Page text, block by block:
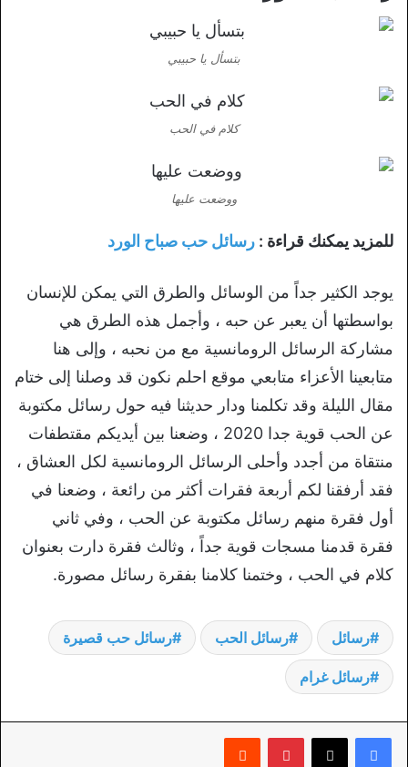
بتسأل يا حبيبي
كلام في الحب
ووضعت عليها
للمزيد يمكنك قراءة : رسائل حب صباح الورد
يوجد الكثير جداً من الوسائل والطرق التي يمكن للإنسان
بواسطتها أن يعبر عن حبه ، وأجمل هذه الطرق هي
مشاركة الرسائل الرومانسية مع من نحبه ، وإلى هنا
متابعينا الأعزاء متابعي موقع احلم نكون قد وصلنا إلى ختام
مقال الليلة وقد تكلمنا ودار حديثنا فيه حول رسائل مكتوبة
عن الحب قوية جدا 2020 ، وضعنا بين أيديكم مقتطفات
منتقاة من أجدد وأحلى الرسائل الرومانسية لكل العشاق ،
فقد أرفقنا لكم أربعة فقرات أكثر من رائعة ، وضعنا في
أول فقرة منهم رسائل مكتوبة عن الحب ، وفي ثاني
فقرة قدمنا مسجات قوية جداً ، وثالث فقرة دارت بعنوان
كلام في الحب ، وختمنا كلامنا بفقرة رسائل مصورة.
رسائل رسائل الحب رسائل حب قصيرة
رسائل غرام
بينتيريست